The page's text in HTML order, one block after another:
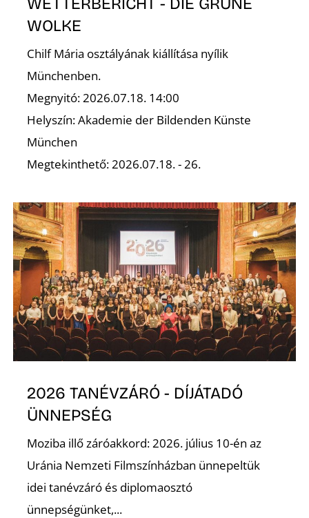
WOLKE
Chilf Mária osztályának kiállítása nyílik
Münchenben.
Megnyitó: 2026.07.18. 14:00
Helyszín: Akademie der Bildenden Künste
München
Megtekinthető: 2026.07.18. - 26.
2026 TANÉVZÁRÓ - DÍJÁTADÓ
ÜNNEPSÉG
Moziba illő záróakkord: 2026. július 10-én az
Uránia Nemzeti Filmszínházban ünnepeltük
idei tanévzáró és diplomaosztó
ünnepségünket,...